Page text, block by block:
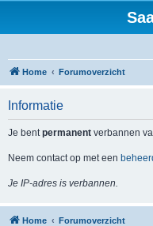
Home Forumoverzicht
Informatie
Je bentpermanent verbannen
Neem contact op met een
Je IP-adres is verbannen.
Home Forumoverzicht